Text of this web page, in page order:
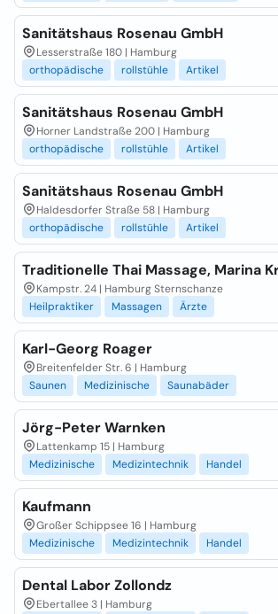
Sanitätshaus Rosenau GmbH
Lesserstraße 180 | Hamburg
orthopädische
rollstühle Artikel
Sanitätshaus Rosenau GmbH
Horner Landstraße 200 | Hamburg
orthopädische
rollstühle Artikel
Sanitätshaus Rosenau GmbH
Haldesdorfer Straße 58 | Hamburg
orthopädische
rollstühle Artikel
Traditionelle Thai Massage, Marina
Kampstr. 24 | Hamburg Sternschanze
Heilpraktiker
Massagen Ärzte
Karl-Georg Roager
Breitenfelder Str. 6 | Hamburg
Saunen
Medizinische Saunabäder
Jörg-Peter Warnken
Lattenkamp 15 | Hamburg
Medizinische
Medizintechnik Handel
Kaufmann
Großer Schippsee 16 | Hamburg
Medizinische
Medizintechnik Handel
Dental Labor Zollondz
Ebertallee 3 | Hamburg